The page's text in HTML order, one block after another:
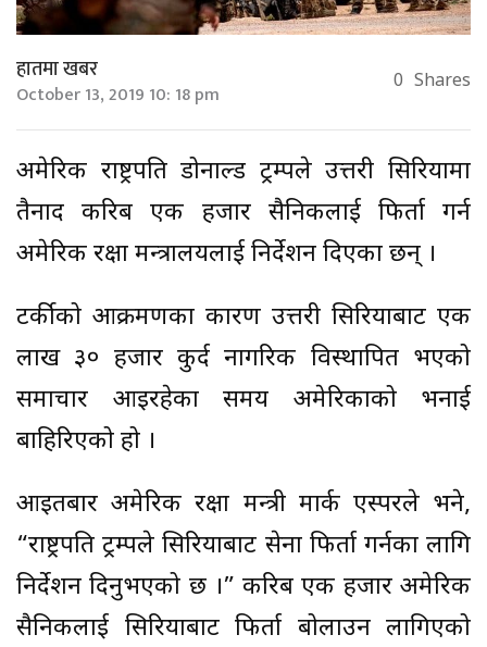
हातमा खबर
October 13, 2019 10: 18 pm 0 Shares
अमेरिकी राष्ट्रपति डोनाल्ड ट्रम्पले उत्तरी सिरियामा
तैनाद करिब एक हजार सैनिकलाई फिर्ता गर्न
अमेरिकी रक्षा मन्त्रालयलाई निर्देशन दिएका छन् ।
टर्कीको आक्रमणका कारण उत्तरी सिरियाबाट एक
लाख ३० हजार कुर्द नागरिक विस्थापित भएको
समाचार आइरहेका समय अमेरिकाको भनाई
बाहिरिएको हो ।
आइतबार अमेरिकी रक्षा मन्त्री मार्क एस्परले भने,
“राष्ट्रपति ट्रम्पले सिरियाबाट सेना फिर्ता गर्नका लागि
निर्देशन दिनुभएको छ ।” करिब एक हजार अमेरिकी
सैनिकलाई सिरियाबाट फिर्ता बोलाउन लागिएको